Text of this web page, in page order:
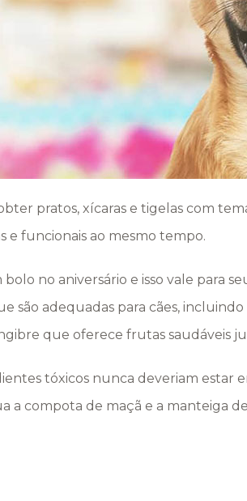
pratos, xícaras e tigelas com
e funcionais ao mesmo tempo.
no aniversário e isso vale para
são adequadas para cães,
que oferece frutas saudáveis
tóxicos nunca deveriam estar
a compota de maçã e a manteiga